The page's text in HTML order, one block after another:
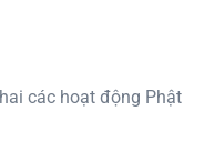
các hoạt động Phật